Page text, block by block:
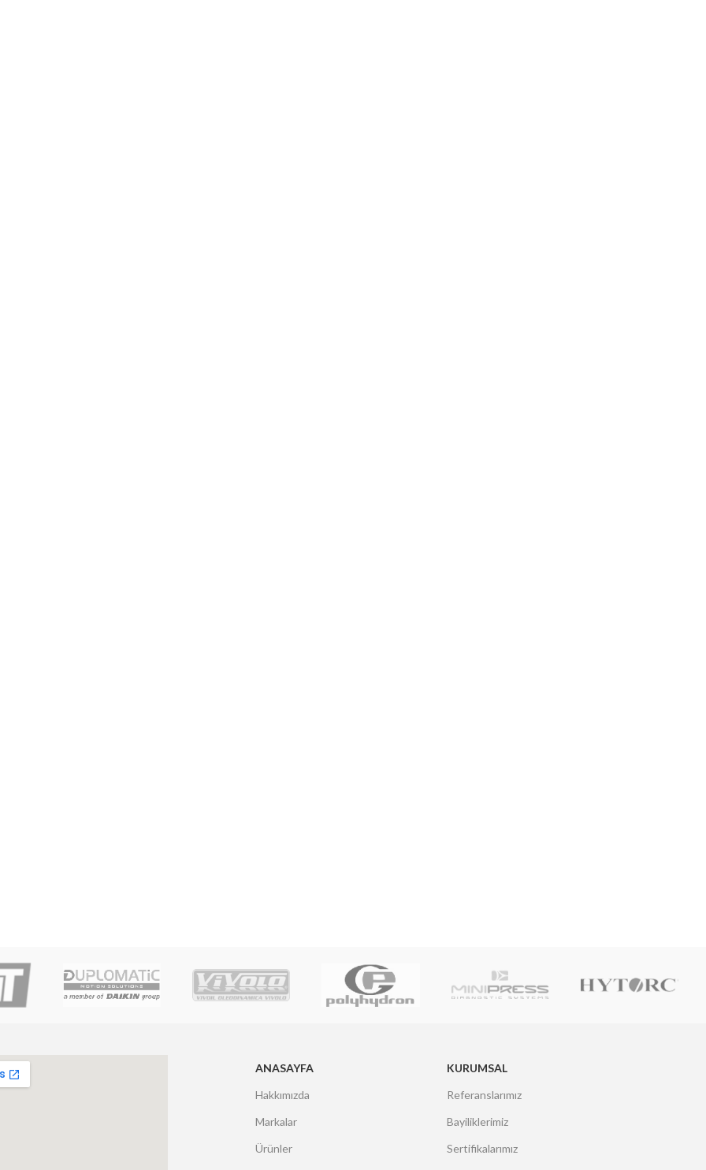
ANASAYFA
Hakkımızda
Markalar
Ürünler
KURUMSAL
Referanslarımız
Bayiliklerimiz
Sertifikalarımız